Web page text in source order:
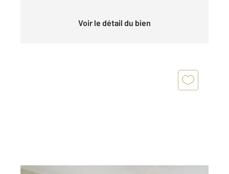
Voir le détail du bien